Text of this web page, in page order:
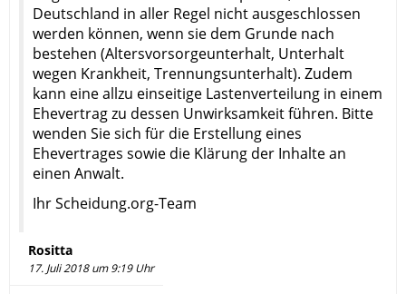
Deutschland in aller Regel nicht ausgeschlossen
werden können, wenn sie dem Grunde nach
bestehen (Altersvorsorgeunterhalt, Unterhalt
wegen Krankheit, Trennungsunterhalt). Zudem
kann eine allzu einseitige Lastenverteilung in einem
Ehevertrag zu dessen Unwirksamkeit führen. Bitte
wenden Sie sich für die Erstellung eines
Ehevertrages sowie die Klärung der Inhalte an
einen Anwalt.
Ihr Scheidung.org-Team
Rositta
17. Juli 2018 um 9:19 Uhr